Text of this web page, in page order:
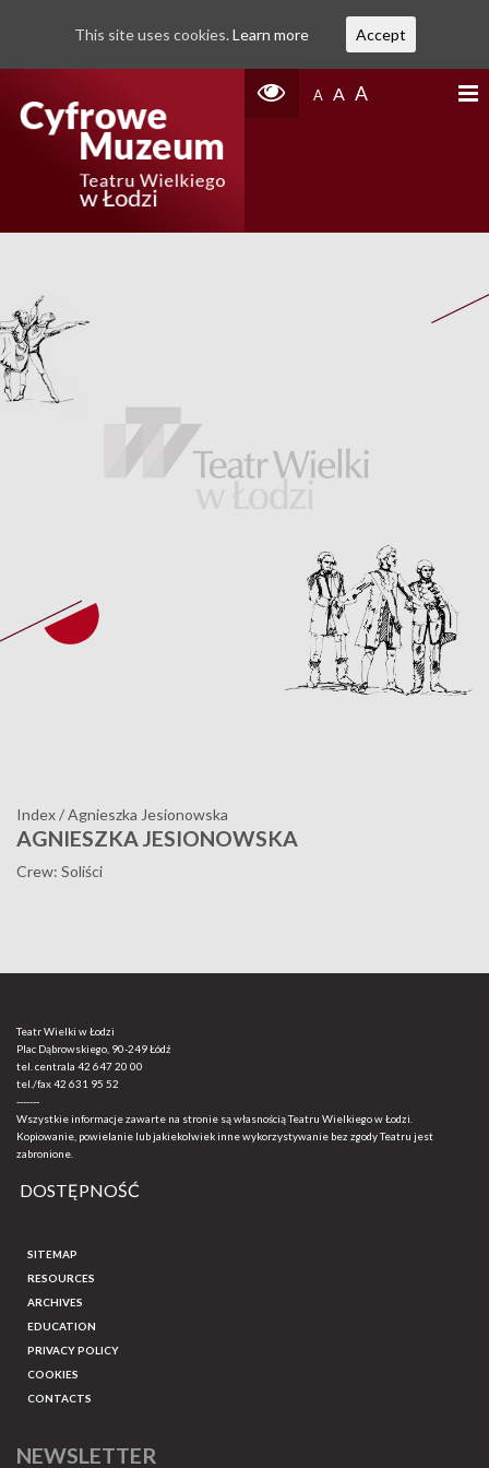
A A A
Index/Agnieszka Jesionowska
AGNIESZKA JESIONOWSKA
Crew: Soliści
Teatr Wielki w Łodzi
Plac Dąbrowskiego, 90-249 Łódź
tel. centrala 42 647 20 00
tel./fax42 631 95 52
-------
Wszystkie informacje zawarte na stronie są własnością Teatru Wielkiego w Łodzi.
Kopiowanie, powielanie lub jakiekolwiek inne wykorzystywanie bez zgody Teatru jest
zabronione.
DOSTĘPNOŚĆ
SITEMAP
RESOURCES
ARCHIVES
EDUCATION
PRIVACY POLICY
COOKIES
CONTACTS
NEWSLETTER
This site uses cookies. Learn more Accept